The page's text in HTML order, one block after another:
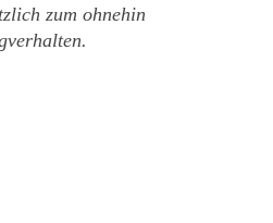
zum ohnehin